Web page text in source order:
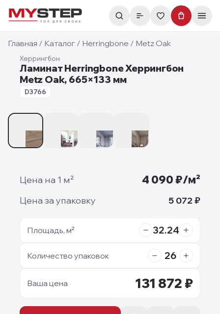
Главная / Каталог / Herringbone / Metz Oak
8 мм
Херрингбон
Ламинат Herringbone Херрингбон
Metz Oak, 665×133 мм
D3766
Цена на 1 м² 4 090₽/м²
Цена за упаковку 5 072 ₽
Площадь, м² 32.24
Количество упаковок 26
Ваша цена 131 872 ₽